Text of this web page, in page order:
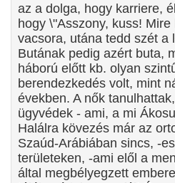
az a dolga, hogy karriere,
hogy \"Asszony, kuss!
vacsora, utána tedd szét a
Butának pedig azért buta,
háború előtt kb. olyan
berendezkedés volt, mint
években. A nők
ügyvédek - ami, a mi
Halálra kövezés már az
Szaúd-Arábiában sincs, -
területeken, -ami elől a
által megbélyegzett